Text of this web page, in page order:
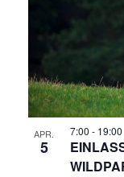
APR.
5
7:00 - 19:00